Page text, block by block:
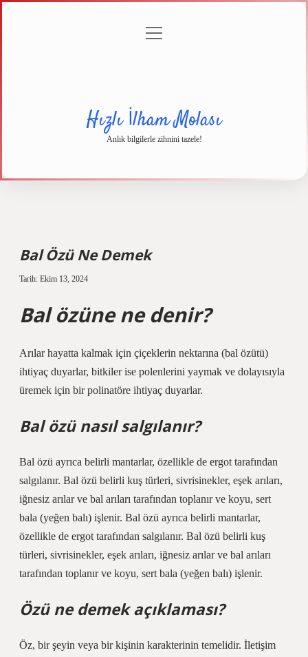
menüyü
Hızlı İlham Molası
Anlık bilgilerle zihnini tazele!
Bal Özü Ne Demek
Tarih: Ekim 13, 2024
Bal özüne ne denir?
Arılar hayatta kalmak için çiçeklerin nektarına (bal özütü)
ihtiyaç duyarlar, bitkiler ise polenlerini yaymak ve dolayısıyla
üremek için bir polinatöre ihtiyaç duyarlar.
Bal özü nasıl salgılanır?
Bal özü ayrıca belirli mantarlar, özellikle de ergot tarafından
salgılanır. Bal özü belirli kuş türleri, sivrisinekler, eşek arıları,
iğnesiz arılar ve bal arıları tarafından toplanır ve koyu, sert
bala (yeğen balı) işlenir. Bal özü ayrıca belirli mantarlar,
özellikle de ergot tarafından salgılanır. Bal özü belirli kuş
türleri, sivrisinekler, eşek arıları, iğnesiz arılar ve bal arıları
tarafından toplanır ve koyu, sert bala (yeğen balı) işlenir.
Özü ne demek açıklaması?
Öz, bir şeyin veya bir kişinin karakterinin temelidir. İletişim